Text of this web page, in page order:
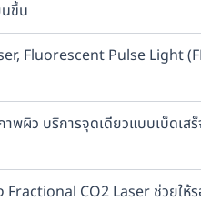
ขึ้น
Fluorescent Pulse Light
าพผิว บริการจุดเดียวแบบเบ็ดเส
Fractional CO2 Laser ช่วยให้